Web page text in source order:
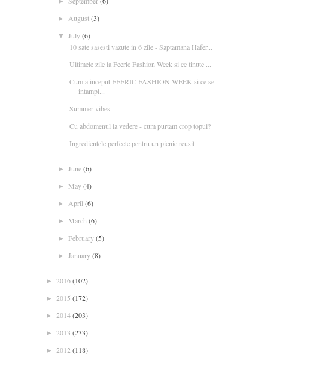
► August(3)
▼ July(6)
10 sate sasesti vazute in 6 zile - Saptamana Hafer...
Ultimele zile la Feeric Fashion Week si ce tinute ...
Cum a inceput FEERIC FASHION WEEK si ce se
intampl...
Summer vibes
Cu abdomenul la vedere - cum purtam crop topul?
Ingredientele perfecte pentru un picnic reusit
► June(6)
► May(4)
► April (6)
► March (6)
► February(5)
► January(8)
► 2016(102)
► 2015 (172)
► 2014(203)
► 2013 (233)
► 2012 (118)